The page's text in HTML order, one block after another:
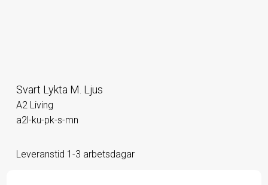
Svart Lykta M. Ljus
A2 Living
a2l-ku-pk-s-mn
Leveranstid 1-3 arbetsdagar